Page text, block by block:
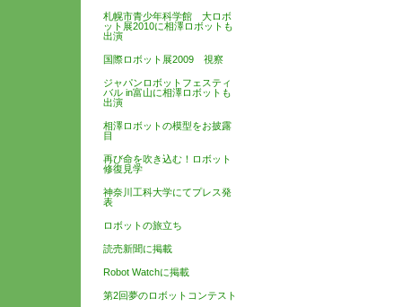
札幌市青少年科学館 大ロボ
ット展2010に相澤ロボットも
出演
国際ロボット展2009 視察
ジャパンロボットフェスティ
バル in富山に相澤ロボットも
出演
相澤ロボットの模型をお披露
目
再び命を吹き込む！ロボット
修復見学
神奈川工科大学にてプレス発
表
ロボットの旅立ち
読売新聞に掲載
Robot Watchに掲載
第2回夢のロボットコンテスト